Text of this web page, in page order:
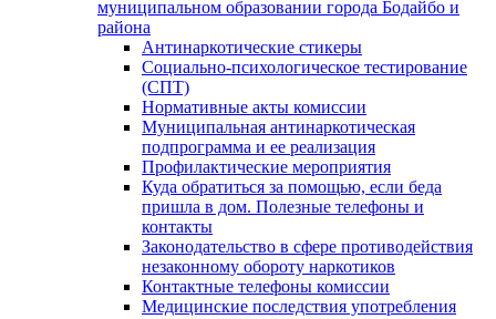
муниципальном образовании города Бодайбо и
района
Антинаркотические стикеры
Социально-психологическое тестирование
(СПТ)
Нормативные акты комиссии
Муниципальная антинаркотическая
подпрограмма и ее реализация
Профилактические мероприятия
Куда обратиться за помощью, если беда
пришла в дом. Полезные телефоны и
контакты
Законодательство в сфере противодействия
незаконному обороту наркотиков
Контактные телефоны комиссии
Медицинские последствия употребления